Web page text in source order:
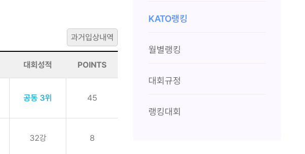
과거입상내역
대회성적 POINTS
공동 3위 45
32강 8
KATO랭킹
월별랭킹
대회규정
랭킹대회